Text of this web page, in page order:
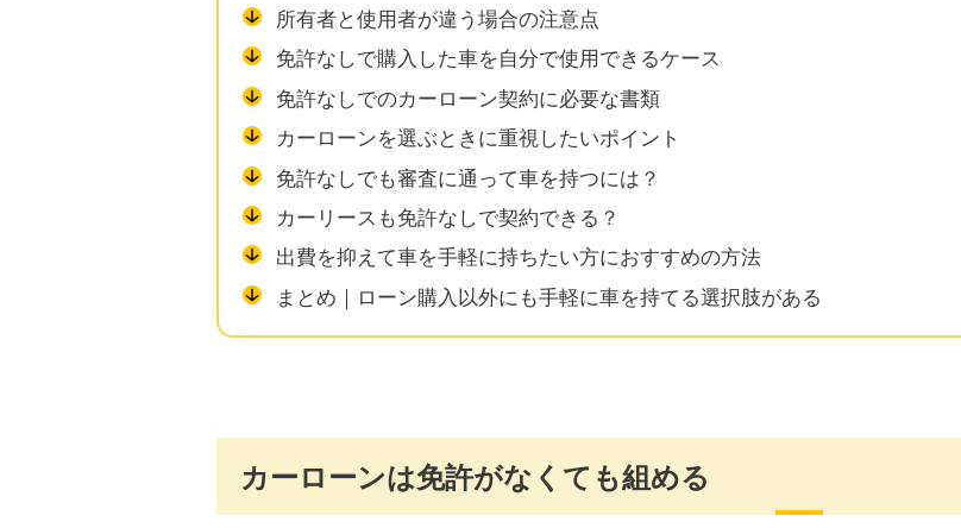
所有者と使用者が違う場合の注意点
免許なしで購入した車を自分で使用できるケース
免許なしでのカーローン契約に必要な書類
カーローンを選ぶときに重視したいポイント
免許なしでも審査に通って車を持つには？
カーリースも免許なしで契約できる？
出費を抑えて車を手軽に持ちたい方におすすめの方法
まとめ｜ローン購入以外にも手軽に車を持てる選択肢がある
カーローンは免許がなくても組める